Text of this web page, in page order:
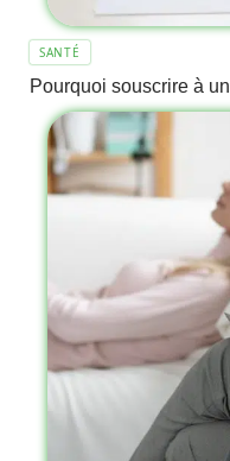
SANTÉ
Pourquoi souscrire à